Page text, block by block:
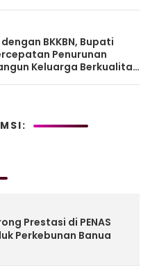
BKKBN, Bupati
Penurunan
Keluarga Berkualitas
Prestasi di PENAS
Perkebunan Banua